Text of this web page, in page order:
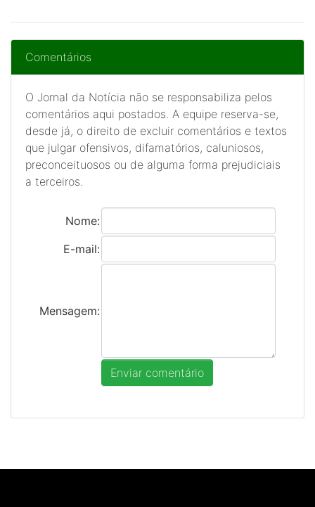
Comentários
O Jornal da Notícia não se responsabiliza pelos
comentários aqui postados. A equipe reserva-se,
desde já, o direito de excluir comentários e textos
que julgar ofensivos, difamatórios, caluniosos,
preconceituosos ou de alguma forma prejudiciais
a terceiros.
Nome:
E-mail:
Mensagem: